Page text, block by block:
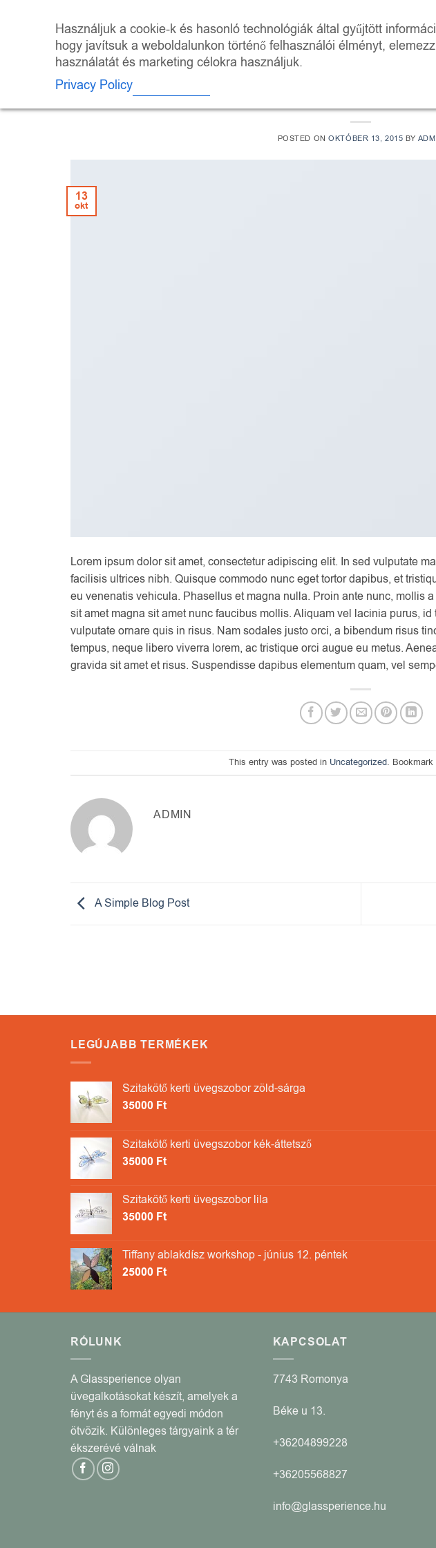
Használjuk a cookie-k és hasonló technológiák által gyűjtött
hogy javítsuk a weboldalunkon történő felhasználói élményt,
használatát és marketing célokra használjuk.
Privacy Policy
ÜZLET KALEIDOSZKÓP ÉLMÉNYTÉR
POSTED ONOKTÓBER 13, 2015 BY
13
okt
Lorem ipsum dolor sit amet, consectetur adipiscing elit. In sed vulputate
facilisis ultrices nibh. Quisque commodo nunc eget tortor dapibus, et
eu venenatis vehicula. Phasellus et magna nulla. Proin ante nunc, mollis
sit amet magna sit amet nunc faucibus mollis. Aliquam vel lacinia purus,
vulputate ornare quis in risus. Nam sodales justo orci, a bibendum risus
tempus, neque libero viverra lorem, ac tristique orci augue eu metus.
gravida sit amet et risus. Suspendisse dapibus elementum quam, vel
This entry was posted in Uncategorized. Bookmark
ADMIN
A Simple Blog Post
LEGÚJABB TERMÉKEK
Szitakötő kerti üvegszobor zöld-sárga
35000 Ft
Szitakötő kerti üvegszobor kék-áttetsző
35000 Ft
Szitakötő kerti üvegszobor lila
35000 Ft
Tiffany ablakdísz workshop - június 12. péntek
25000 Ft
RÓLUNK
A Glassperience olyan
üvegalkotásokat készít, amelyek a
fényt és a formát egyedi módon
ötvözik. Különleges tárgyaink a tér
ékszerévé válnak
KAPCSOLAT
7743 Romonya
Béke u 13.
+36204899228
+36205568827
info@glassperience.hu